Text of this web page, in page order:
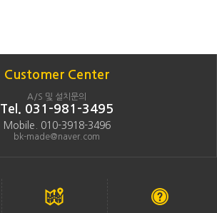
Customer Center
A/S 및 설치문의
Tel. 031-981-3495
Mobile. 010-3918-3496
bk-made@naver.com